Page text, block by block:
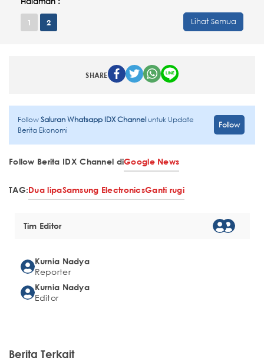
1 2 Lihat Semua
SHARE
FollowSaluran Whatsapp IDX Channeluntuk Update
Berita Ekonomi
Follow
Follow Berita IDX Channel diGoogle News
TAG:Dua lipaSamsung ElectronicsGanti rugi
Tim Editor
Kurnia Nadya
Reporter
Kurnia Nadya
Editor
Berita Terkait